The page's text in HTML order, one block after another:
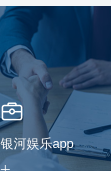
银河娱乐app